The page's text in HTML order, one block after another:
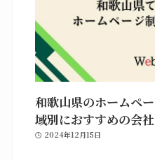
和歌山県のホームペ
域別におすすめの会
2024年12月15日